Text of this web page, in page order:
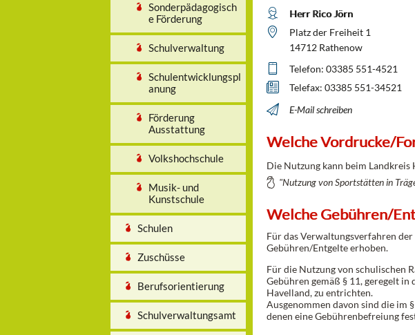
Sonderpädagogisch
e Förderung
Schulverwaltung
Schulentwicklungspl
anung
Förderung
Ausstattung
Volkshochschule
Musik- und
Kunstschule
Schulen
Zuschüsse
Berufsorientierung
Schulverwaltungsamt
Herr Rico Jörn
Platz der Freiheit 1
14712 Rathenow
Telefon: 03385 551-4521
Telefax: 03385 551-34521
E-Mail schreiben
Welche Vordrucke/
Die Nutzung kann beim
"Nutzung von Sportstätten in
Welche Gebühren/
Für das Verwaltungsverfahren
Gebühren/Entgelte erhoben.
Für die Nutzung von schulischen
Gebühren gemäß § 11, geregelt
Havelland, zu entrichten.
Ausgenommen davon sind die im
denen eine Gebührenbefreiung